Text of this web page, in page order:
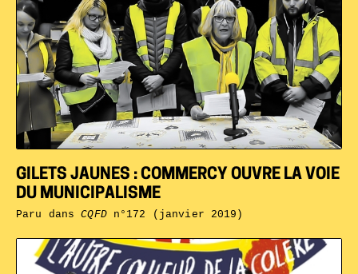
GILETS JAUNES : COMMERCY OUVRE LA VOIE
DU MUNICIPALISME
Paru dansCQFDn°172 (janvier 2019)